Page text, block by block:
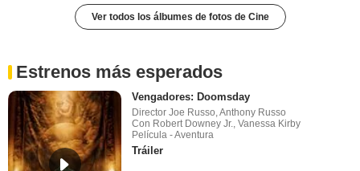
Ver todos los álbumes de fotos de Cine
Estrenos más esperados
Vengadores: Doomsday
Director Joe Russo, Anthony Russo
Con Robert Downey Jr., Vanessa Kirby
Película - Aventura
Tráiler